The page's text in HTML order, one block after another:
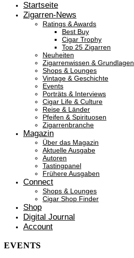
Startseite
Zigarren-News
Ratings & Awards
Best Buy
Cigar Trophy
Top 25 Zigarren
Neuheiten
Zigarrenwissen & Grundlagen
Shops & Lounges
Vintage & Geschichte
Events
Porträts & Interviews
Cigar Life & Culture
Reise & Länder
Pfeifen & Spirituosen
Zigarrenbranche
Magazin
Über das Magazin
Aktuelle Ausgabe
Autoren
Tastingpanel
Frühere Ausgaben
Connect
Shops & Lounges
Cigar Shop Finder
Shop
Digital Journal
Account
EVENTS